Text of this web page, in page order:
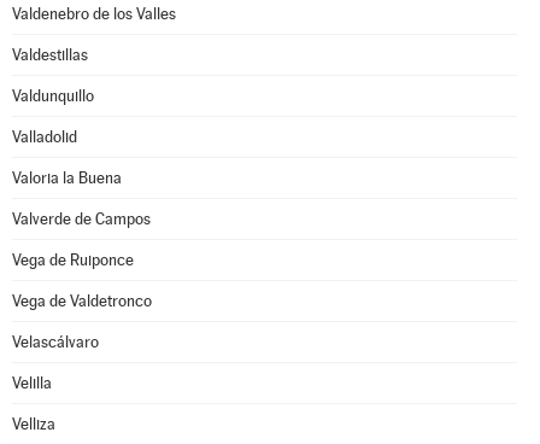
Valdenebro de los Valles
Valdestillas
Valdunquillo
Valladolid
Valoria la Buena
Valverde de Campos
Vega de Ruiponce
Vega de Valdetronco
Velascálvaro
Velilla
Velliza